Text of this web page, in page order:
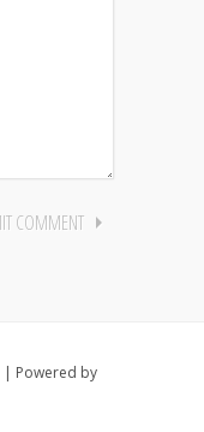
| Powered by